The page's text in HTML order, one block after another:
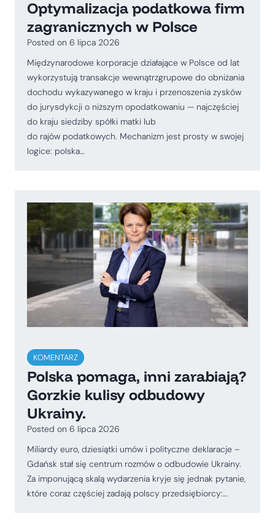
Optymalizacja podatkowa firm
zagranicznych w Polsce
Posted on 6 lipca 2026
Międzynarodowe korporacje działające w Polsce od lat
wykorzystują transakcje wewnątrzgrupowe do obniżania
dochodu wykazywanego w kraju i przenoszenia zysków
do jurysdykcji o niższym opodatkowaniu — najczęściej
do kraju siedziby spółki matki lub
do rajów podatkowych. Mechanizm jest prosty w swojej
logice: polska…
KOMENTARZ
Polska pomaga, inni zarabiają?
Gorzkie kulisy odbudowy
Ukrainy.
Posted on 6 lipca 2026
Miliardy euro, dziesiątki umów i polityczne deklaracje –
Gdańsk stał się centrum rozmów o odbudowie Ukrainy.
Za imponującą skalą wydarzenia kryje się jednak pytanie,
które coraz częściej zadają polscy przedsiębiorcy:…